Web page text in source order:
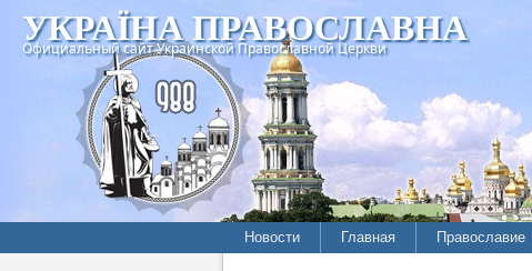
УКРАЇНА ПРАВОСЛАВНА
Официальный сайт Украинской Православной Церкви
Новости Главная Православие